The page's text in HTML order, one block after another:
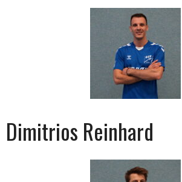
Dimitrios Reinhard